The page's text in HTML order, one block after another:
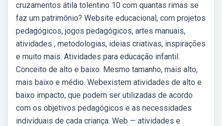
cruzamentos átila tolentino 10 com quantas rimas se
faz um patrimônio? Website educacional, com projetos
pedagógicos, jogos pedagógicos, artes manuais,
atividades , metodologias, ideias criativas, inspirações
e muito mais. Atividades para educação infantil.
Conceito de alto e baixo. Mesmo tamanho, mais alto,
mais baixo e médio. Webexistem atividades de alto e
baixo impacto, que podem ser utilizadas de acordo
com os objetivos pedagógicos e as necessidades
individuais de cada criança. Web — atividades e